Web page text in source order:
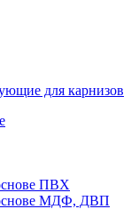
для карнизов
ПВХ
основе МДФ, ДВП